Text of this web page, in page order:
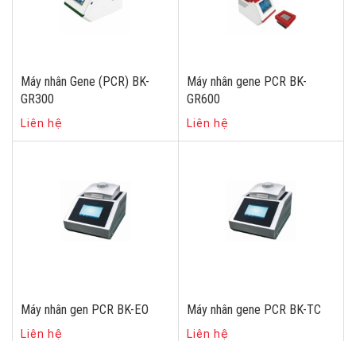
Máy nhân Gene (PCR) BK-
GR300
Liên hệ
Máy nhân gene PCR BK-
GR600
Liên hệ
Máy nhân gen PCR BK-EO
Liên hệ
Máy nhân gene PCR BK-TC
Liên hệ